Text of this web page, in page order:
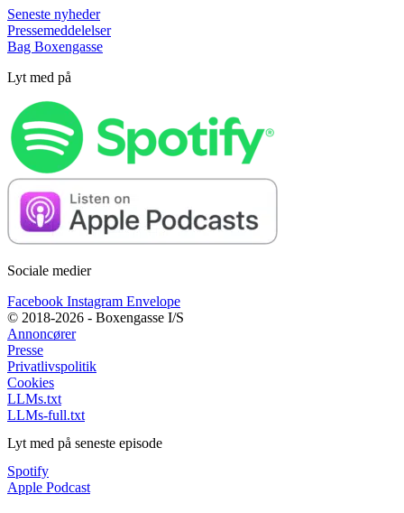
Seneste nyheder
Pressemeddelelser
Bag Boxengasse
Lyt med på
Sociale medier
Facebook Instagram Envelope
© 2018-2026 - Boxengasse I/S
Annoncører
Presse
Privatlivspolitik
Cookies
LLMs.txt
LLMs-full.txt
Lyt med på seneste episode
Spotify
Apple Podcast